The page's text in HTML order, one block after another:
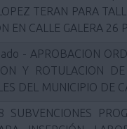
TERAN PARA
EN CALLE GALERA 26
- APROBACION
Y ROTULACION
DEL MUNICIPIO DE
SUBVENCIONES